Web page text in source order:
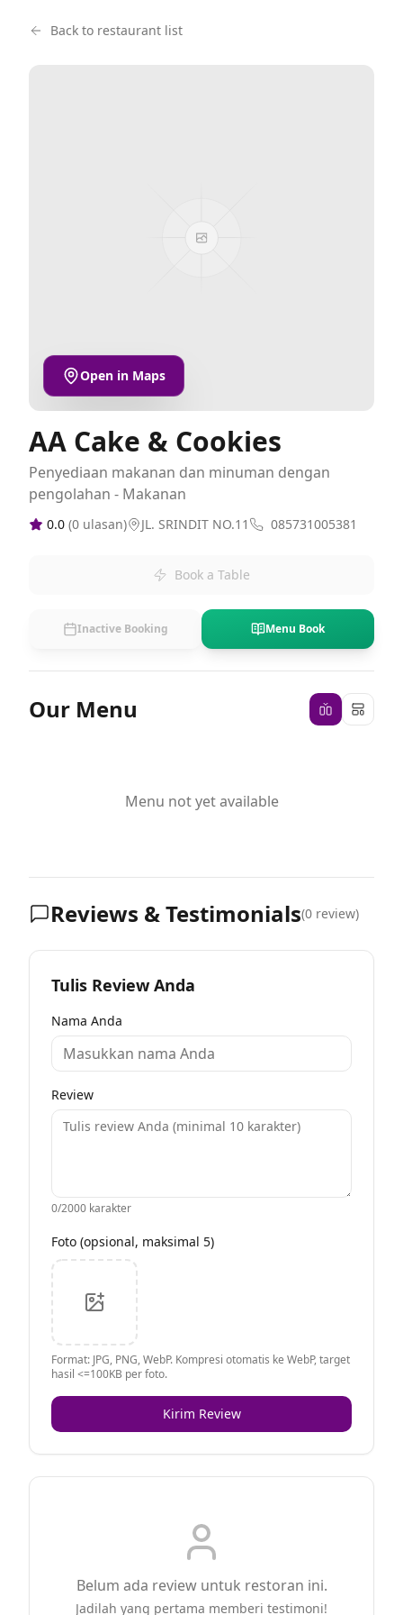
Back to restaurant list
Open in Maps
AA Cake & Cookies
Penyediaan makanan dan minuman dengan
pengolahan - Makanan
0.0 (0 ulasan) JL. SRINDIT NO.11 085731005381
Book a Table
Inactive Booking Menu Book
Our Menu
Menu not yet available
Reviews & Testimonials(0 review)
Tulis Review Anda
Nama Anda
Review
0/2000 karakter
Foto (opsional, maksimal 5)
Format: JPG, PNG, WebP. Kompresi otomatis ke WebP, target
hasil <=100KB per foto.
Kirim Review
Belum ada review untuk restoran ini.
Jadilah yang pertama memberi testimoni!